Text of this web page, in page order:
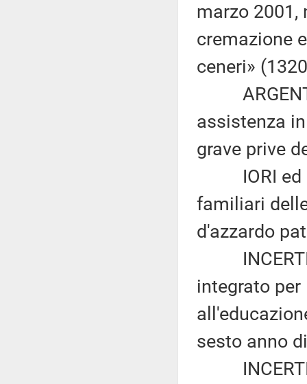
marzo
cremazione
ceneri»
assistenza
grave prive
IORI ed
familiari
d'azzardo
INCERTI
integrato
sesto anno
INCERTI